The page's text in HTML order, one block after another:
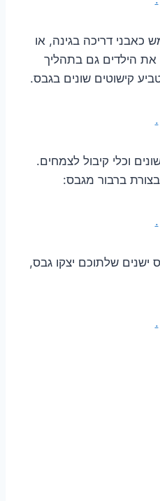
כאבני דריכה בגינה, או
הילדים גם בתהליך
קישוטים שונים בגבס.
.
וכלי קיבול לצמחים.
ברבור מגבס:
.
ישנים שלתוכם יצקו גבס,
.